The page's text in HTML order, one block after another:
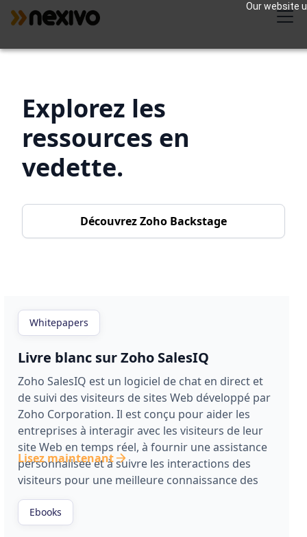
Our website
Explorez les
ressources en
vedette.
Découvrez Zoho Backstage
Whitepapers
Livre blanc sur Zoho SalesIQ
Zoho SalesIQ est un logiciel de chat en direct et
de suivi des visiteurs de sites Web développé par
Zoho Corporation. Il est conçu pour aider les
entreprises à interagir avec les visiteurs de leur
site Web en temps réel, à fournir une assistance
personnalisée et à suivre les interactions des
visiteurs pour une meilleure connaissance des
clients.
Lisez maintenant
Ebooks